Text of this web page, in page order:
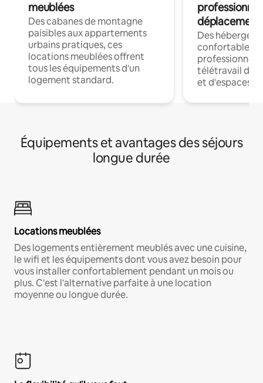
meublées
Des cabanes de montagne
paisibles aux appartements
urbains pratiques, ces
locations meublées offrent
tous les équipements d'un
logement standard.
déplacement
Des
confortables
professionnels
télétravail
et d'espaces
Équipements et avantages des séjours
longue durée
Locations meublées
Des logements entièrement meublés avec une cuisine,
le wifi et les équipements dont vous avez besoin pour
vous installer confortablement pendant un mois ou
plus. C'est l'alternative parfaite à une location
moyenne ou longue durée.